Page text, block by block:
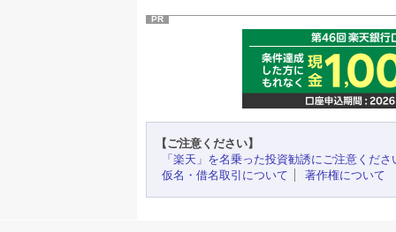
PR
【ご注意ください】
「楽天」を名乗った投資勧誘にご注意くださ
仮名・借名取引について
著作権について